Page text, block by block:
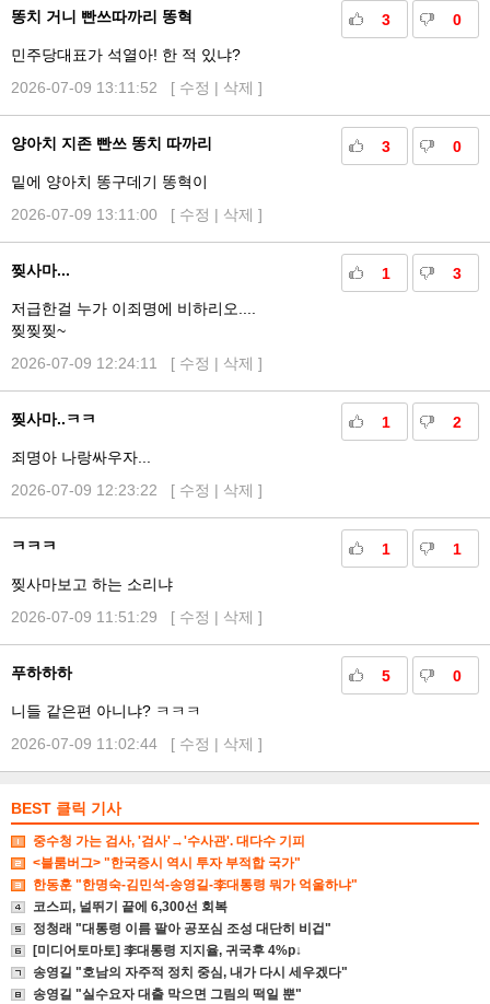
3 0
똥치 거니 빤쓰따까리 똥혁
민주당대표가 석열아! 한 적 있냐?
2026-07-09 13:11:52 [ 수정 | 삭제 ]
3 0
양아치 지존 빤쓰 똥치 따까리
밑에 양아치 똥구데기 똥혁이
2026-07-09 13:11:00 [ 수정 | 삭제 ]
1 3
찢사마...
저급한걸 누가 이죄명에 비하리오....
찢찢찢~
2026-07-09 12:24:11 [ 수정 | 삭제 ]
1 2
찢사마..ㅋㅋ
죄명아 나랑싸우자...
2026-07-09 12:23:22 [ 수정 | 삭제 ]
1 1
ㅋㅋㅋ
찢사마보고 하는 소리냐
2026-07-09 11:51:29 [ 수정 | 삭제 ]
5 0
푸하하하
니들 같은편 아니냐? ㅋㅋㅋ
2026-07-09 11:02:44 [ 수정 | 삭제 ]
BEST 클릭 기사
중수청 가는 검사, '검사'→'수사관'. 대다수 기피
<블룸버그> "한국증시 역시 투자 부적합 국가"
한동훈 "한명숙-김민석-송영길-李대통령 뭐가 억울하냐"
코스피, 널뛰기 끝에 6,300선 회복
정청래 "대통령 이름 팔아 공포심 조성 대단히 비겁"
[미디어토마토] 李대통령 지지율, 귀국후 4%p↓
송영길 "호남의 자주적 정치 중심, 내가 다시 세우겠다"
송영길 "실수요자 대출 막으면 그림의 떡일 뿐"